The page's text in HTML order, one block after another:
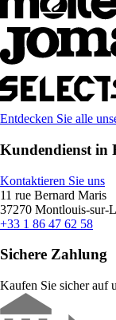
Entdecken Sie alle
Kundendienst in
Kontaktieren Sie uns
11 rue Bernard Maris
37270 Montlouis-sur-
+33 1 86 47 62 58
Sichere Zahlung
Kaufen Sie sicher auf